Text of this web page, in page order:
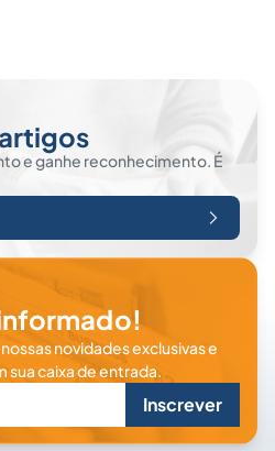
e ganhe reconhecimento. É
novidades exclusivas e
caixa de entrada.
Inscrever